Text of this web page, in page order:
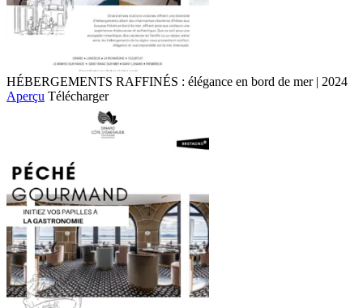
HÉBERGEMENTS RAFFINÉS : élégance en bord de mer | 2024
Aperçu Télécharger